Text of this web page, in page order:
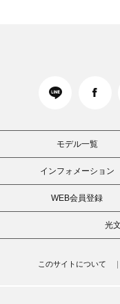
モデル一覧
インフォメーション
WEB会員登録
光
このサイトについて